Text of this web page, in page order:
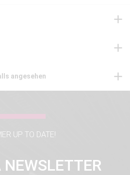
angesehen
UP TO DATE!